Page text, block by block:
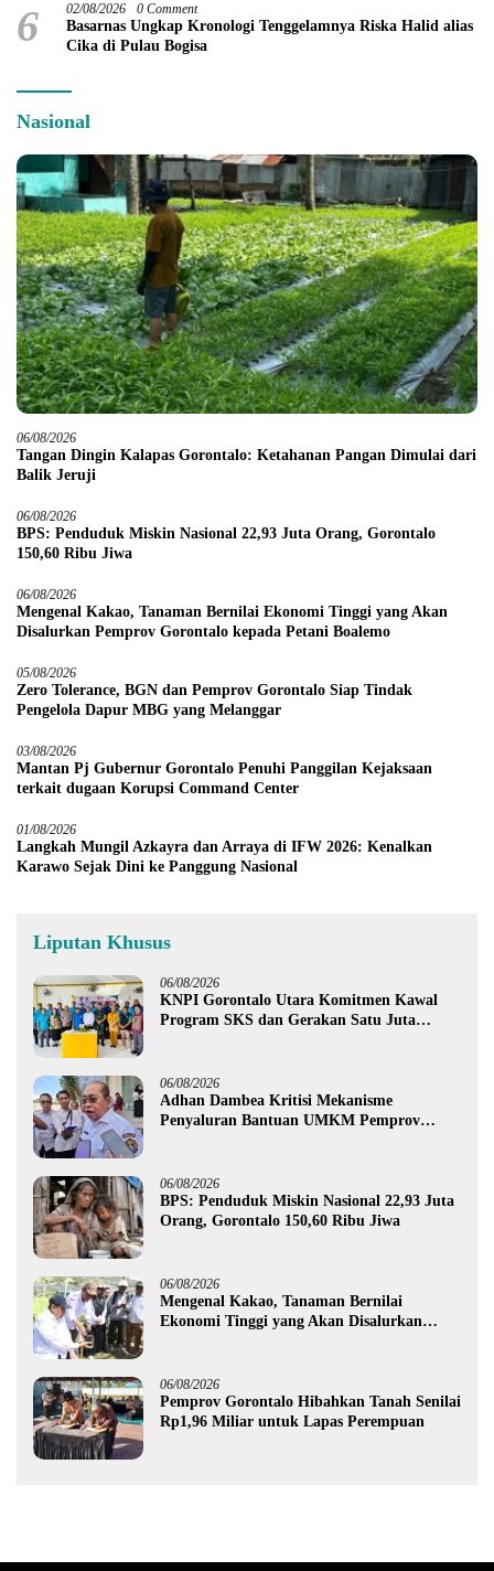
6 02/08/2026 0 Comment
Basarnas Ungkap Kronologi Tenggelamnya Riska Halid alias
Cika di Pulau Bogisa
Nasional
06/08/2026
Tangan Dingin Kalapas Gorontalo: Ketahanan Pangan Dimulai dari
Balik Jeruji
06/08/2026
BPS: Penduduk Miskin Nasional 22,93 Juta Orang, Gorontalo
150,60 Ribu Jiwa
06/08/2026
Mengenal Kakao, Tanaman Bernilai Ekonomi Tinggi yang Akan
Disalurkan Pemprov Gorontalo kepada Petani Boalemo
05/08/2026
Zero Tolerance, BGN dan Pemprov Gorontalo Siap Tindak
Pengelola Dapur MBG yang Melanggar
03/08/2026
Mantan Pj Gubernur Gorontalo Penuhi Panggilan Kejaksaan
terkait dugaan Korupsi Command Center
01/08/2026
Langkah Mungil Azkayra dan Arraya di IFW 2026: Kenalkan
Karawo Sejak Dini ke Panggung Nasional
Liputan Khusus
06/08/2026
KNPI Gorontalo Utara Komitmen Kawal
Program SKS dan Gerakan Satu Juta
06/08/2026
Adhan Dambea Kritisi Mekanisme
Penyaluran Bantuan UMKM Pemprov
06/08/2026
BPS: Penduduk Miskin Nasional 22,93 Juta
Orang, Gorontalo 150,60 Ribu Jiwa
06/08/2026
Mengenal Kakao, Tanaman Bernilai
Ekonomi Tinggi yang Akan Disalurkan
06/08/2026
Pemprov Gorontalo Hibahkan Tanah Senilai
Rp1,96 Miliar untuk Lapas Perempuan